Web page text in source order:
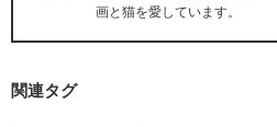
画と猫を愛しています。
関連タグ